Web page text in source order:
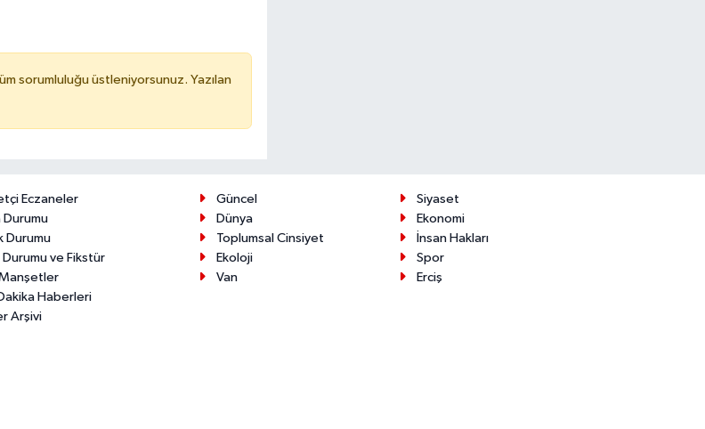
sorumluluğu üstleniyorsunuz. Yazılan
Eczaneler
Durumu
Durumu
Durumu ve Fikstür
Haberleri
Arşivi
Güncel
Siyaset
Dünya
Ekonomi
Toplumsal Cinsiyet
İnsan Hakları
Ekoloji
Spor
Van
Erciş